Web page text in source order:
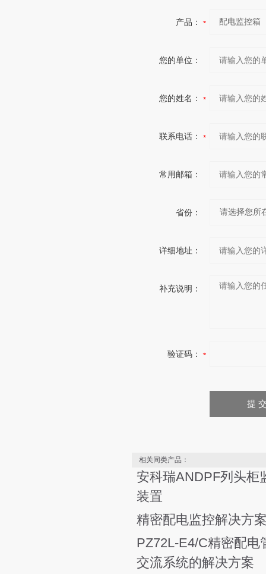
产品：
您的单位：
您的姓名：
联系电话：
常用邮箱：
省份：
详细地址：
补充说明：
验证码：
相关同类产品：
安科瑞ANDPF列头柜
装置
精密配电监控解决方
PZ72L-E4/C精密配电
交流系统的解决方案